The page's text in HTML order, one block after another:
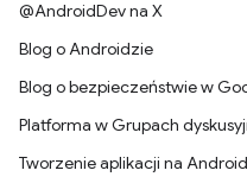
@AndroidDev na X
Blog o Androidzie
Blog o bezpieczeństwie w
Platforma w Grupach
Tworzenie aplikacji na